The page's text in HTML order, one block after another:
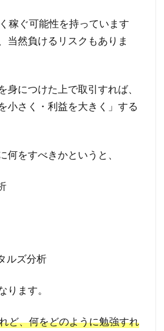
稼ぐ可能性を持っています
当然負けるリスクもありま
身につけた上で取引すれば、
小さく・利益を大きく」する
何をすべきかというと、
ルズ分析
ります。
ど、何をどのように勉強すれ